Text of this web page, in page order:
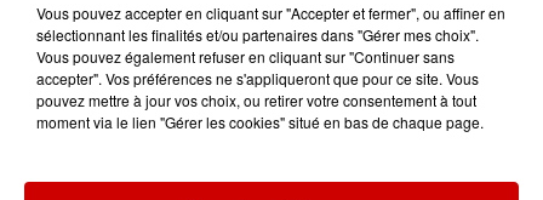
Jeux Voir plus
Vous pouvez accepter en cliquant sur "Accepter et fermer", ou affiner en
sélectionnant les finalités et/ou partenaires dans "Gérer mes choix".
Vous pouvez également refuser en cliquant sur "Continuer sans
accepter". Vos préférences ne s'appliqueront que pour ce site. Vous
pouvez mettre à jour vos choix, ou retirer votre consentement à tout
moment via le lien "Gérer les cookies" situé en bas de chaque page.